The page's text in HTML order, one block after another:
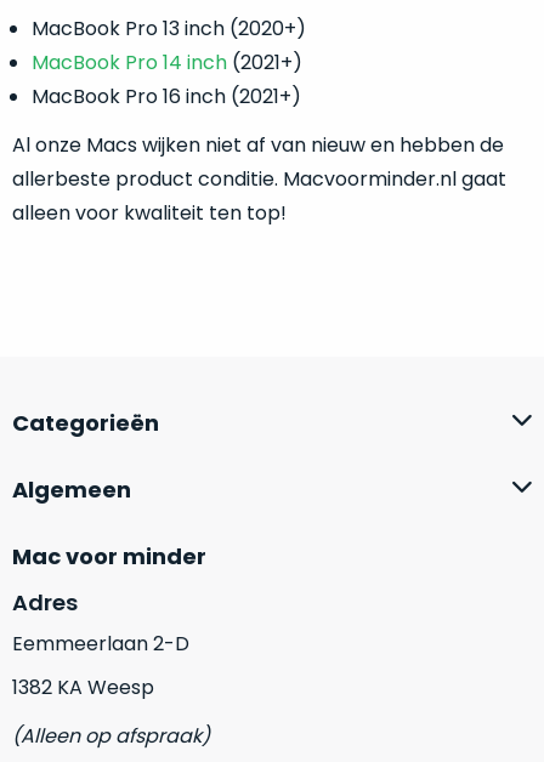
MacBook Pro 13 inch (2020+)
MacBook Pro 14 inch (2021+)
MacBook Pro 16 inch (2021+)
Al onze Macs wijken niet af van nieuw en hebben de
allerbeste product conditie. Macvoorminder.nl gaat
alleen voor kwaliteit ten top!
Categorieën
Algemeen
Mac voor minder
Adres
Eemmeerlaan 2-D
1382 KA Weesp
(Alleen op afspraak)